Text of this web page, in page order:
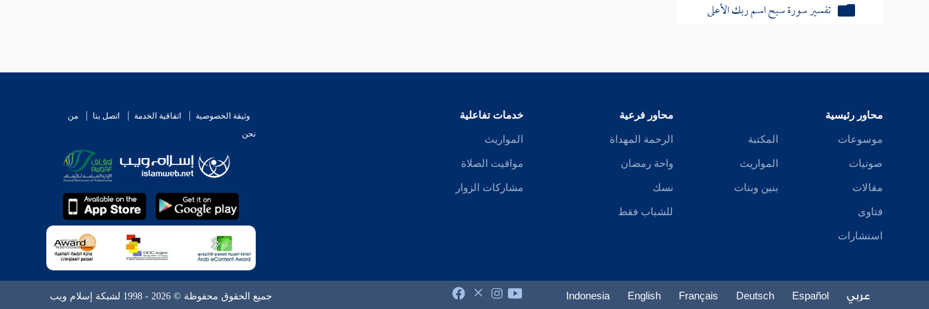
تفسير سورة لم يكن
تفسير سورة الزلزلة
تفسير سورة ألهاكم التكاثر
محاور رئيسية
موسوعات
صوتيات
مقالات
فتاوى
استشارات
المكتبة
المواريث
بنين وبنات
محاور فرعية
الرحمة المهداة
واحة رمضان
نسك
للشباب فقط
خدمات تفاعلية
المواريث
مواقيت الصلاة
مشاركات الزوار
وثيقة الخصوصية اتفاقية الخدمة اتصل بنا
من
نحن
عربي Español
Deutsch
Français
English
Indonesia جميع الحقوق محفوظة © 2026 - 1998 لشبكة إسلام ويب